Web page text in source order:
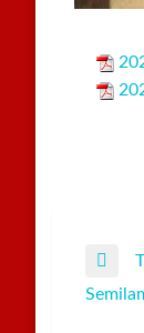
Post
Next